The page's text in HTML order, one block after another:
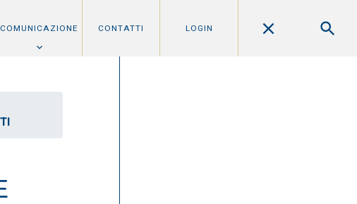
COMUNICAZIONE CONTATTI LOGIN